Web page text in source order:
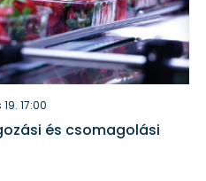
és csomagolási
17:00